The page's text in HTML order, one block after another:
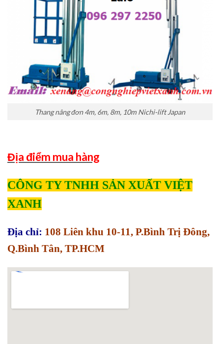
Thang nâng đơn 4m, 6m, 8m, 10m Nichi-lift Japan
Địa điểm mua hàng
CÔNG TY TNHH SẢN XUẤT VIỆT
XANH
Địa chỉ: 108 Liên khu 10-11, P.Bình Trị Đông,
Q.Bình Tân, TP.HCM